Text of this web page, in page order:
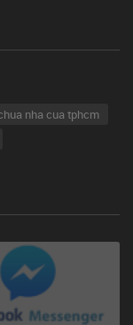
nha cua tphcm